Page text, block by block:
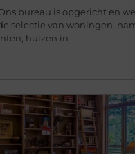
bureau is opgericht en
selectie van woningen,
huizen in